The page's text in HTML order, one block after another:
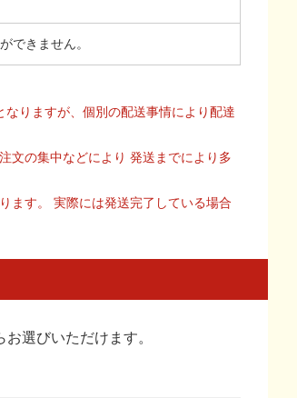
できません。
りますが、個別の配送事情により配達
文の集中などにより 発送までにより多
ます。 実際には発送完了している場合
お選びいただけます。